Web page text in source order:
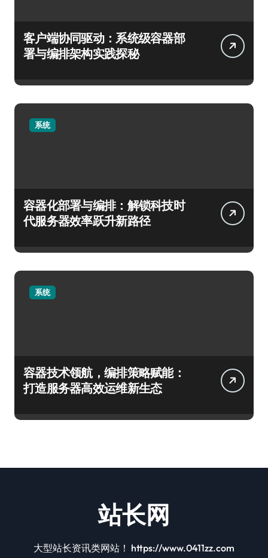
客户端协同驱动：系统级容器部
署与编排架构实践探秘
系统
容器化部署与编排：解锁科技时
代服务器效率跃升新路径
系统
容器技术领航，编排策略赋能：
打造服务器高效运维新生态
站长网
大型站长资讯类网站！ https://www.0411zz.com